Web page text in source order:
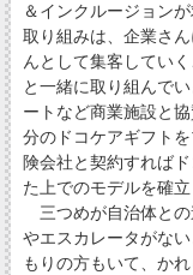
＆インクルージョン
取り組みは、企業さ
んとして集客してい
と一緒に取り組んで
ートなど商業施設と
分のドコケアギフト
険会社と契約すれば
た上でのモデルを確
三つめが自治体との
やエスカレータがな
もりの方もいて、か